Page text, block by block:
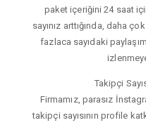
paket içeriğini 24 saat
sayınız arttığında, daha
fazlaca sayıdaki
Takipçi
Firmamız, parasız
takipçi sayısının profile